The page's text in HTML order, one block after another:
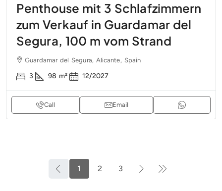
Penthouse mit 3 Schlafzimmern
zum Verkauf in Guardamar del
Segura, 100 m vom Strand
Guardamar del Segura, Alicante, Spain
3 98 m² 12/2027
Call Email
1 2 3